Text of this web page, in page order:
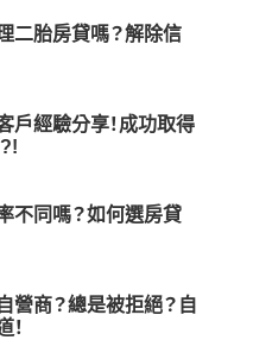
二胎房貸嗎？解除信
戶經驗分享！成功取得
不同嗎？如何選房貸
營商？總是被拒絕？自